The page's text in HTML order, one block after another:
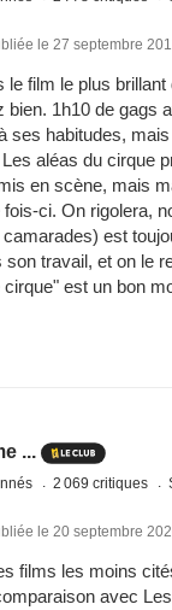
le 27 septembre
le film le plus
bien. 1h10 de gags
ses habitudes,
aléas du cirque
en scène, mais
ci. On rigolera,
est
son travail, et on le
est un bon
...
2 069 critiques
le 20 septembre
films les moins
avec